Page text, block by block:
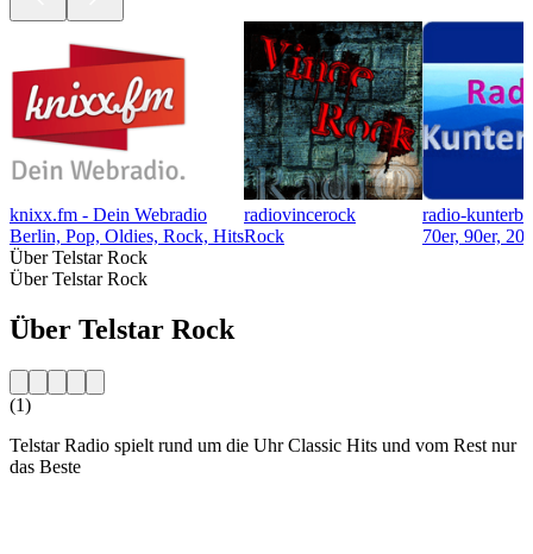
knixx.fm - Dein Webradio
Berlin, Pop, Oldies, Rock, Hits
radiovincerock
Rock
radio-
70er, 90er,
Über Telstar Rock
Über Telstar Rock
Über Telstar Rock
(1)
Telstar Radio spielt rund um die Uhr Classic Hits und vom Rest nur
das Beste